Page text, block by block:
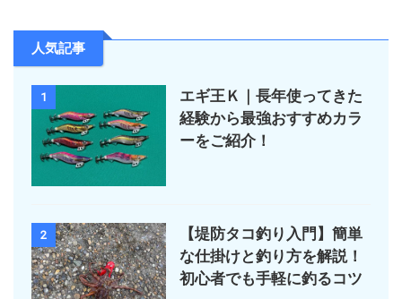
人気記事
1
エギ王Ｋ｜長年使ってきた
経験から最強おすすめカラ
ーをご紹介！
2
【堤防タコ釣り入門】簡単
な仕掛けと釣り方を解説！
初心者でも手軽に釣るコツ